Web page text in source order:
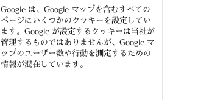
Google は、Google マップを含むすべての
ページにいくつかのクッキーを設定してい
ます。Google が設定するクッキーは当社が
管理するものではありませんが、Google マ
ップのユーザー数や行動を測定するための
情報が混在しています。